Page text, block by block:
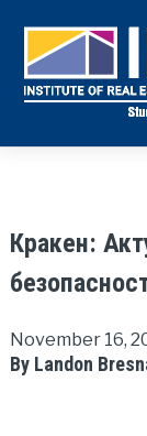
Кракен:
November 16,
By Landon